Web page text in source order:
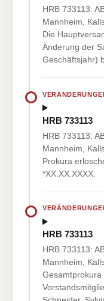
HRB 733113:
Mannheim,
Die
Änderung der
Geschäftsjahr)
HRB 733113
HRB 733113:
Mannheim,
Prokura
*XX.XX.XXXX.
HRB 733113
HRB 733113:
Mannheim,